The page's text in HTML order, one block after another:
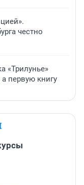
честно
«Трилунье»
первую книгу